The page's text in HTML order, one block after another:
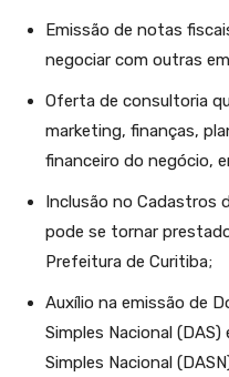
Emissão de notas
negociar com outras
Oferta de consultoria
marketing, finanças,
financeiro do negócio,
Inclusão no Cadastros
pode se tornar
Prefeitura de Curitiba;
Auxílio na emissão de
Simples Nacional
Simples Nacional